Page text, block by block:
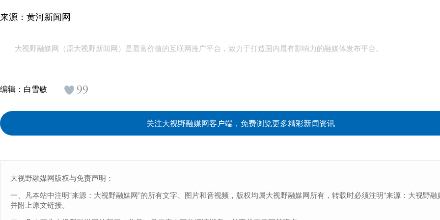
来源：黄河新闻网
大视野融媒网（原大视野新闻网）是最富价值的互联网推广平台，致力于打造国内最有影响力的融媒体发布平台。
编辑： 白雪敏 99
关注大视野融媒网客户端，免费浏览更多精彩新闻资讯
大视野融媒网版权与免责声明：
一、凡本站中注明“来源：大视野融媒网”的所有文字、图片和音视频，版权均属大视野融媒网所有，转载时必须注明“来源：大视野融
并附上原文链接。